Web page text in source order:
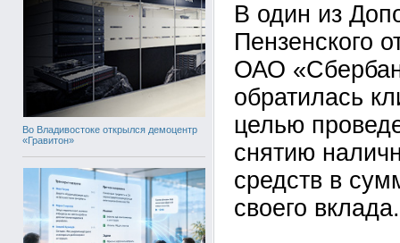
Во Владивостоке открылся демоцентр
«Гравитон»
В один из
Пензенского
ОАО
обратилась
целью
снятию
средств в
своего вклада.